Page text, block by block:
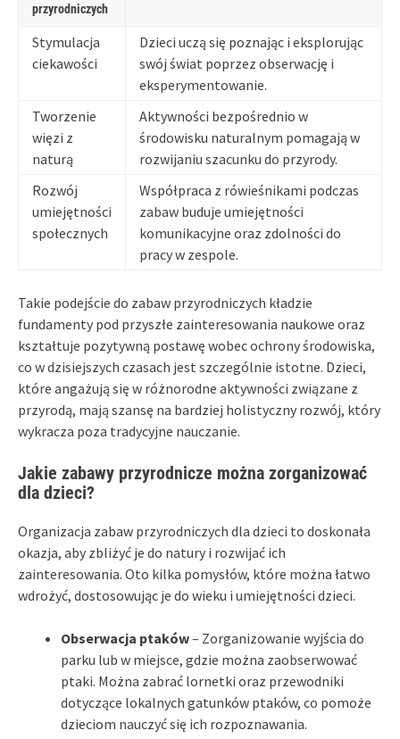
przyrodniczych
Stymulacja
ciekawości
Dzieci uczą się poznając i eksplorując
swój świat poprzez obserwację i
eksperymentowanie.
Tworzenie
więzi z
naturą
Aktywności bezpośrednio w
środowisku naturalnym pomagają w
rozwijaniu szacunku do przyrody.
Rozwój
umiejętności
społecznych
Współpraca z rówieśnikami podczas
zabaw buduje umiejętności
komunikacyjne oraz zdolności do
pracy w zespole.
Takie podejście do zabaw przyrodniczych kładzie
fundamenty pod przyszłe zainteresowania naukowe oraz
kształtuje pozytywną postawę wobec ochrony środowiska,
co w dzisiejszych czasach jest szczególnie istotne. Dzieci,
które angażują się w różnorodne aktywności związane z
przyrodą, mają szansę na bardziej holistyczny rozwój, który
wykracza poza tradycyjne nauczanie.
Jakie zabawy przyrodnicze można zorganizować
dla dzieci?
Organizacja zabaw przyrodniczych dla dzieci to doskonała
okazja, aby zbliżyć je do natury i rozwijać ich
zainteresowania. Oto kilka pomysłów, które można łatwo
wdrożyć, dostosowując je do wieku i umiejętności dzieci.
Obserwacja ptaków– Zorganizowanie wyjścia do
parku lub w miejsce, gdzie można zaobserwować
ptaki. Można zabrać lornetki oraz przewodniki
dotyczące lokalnych gatunków ptaków, co pomoże
dzieciom nauczyć się ich rozpoznawania.